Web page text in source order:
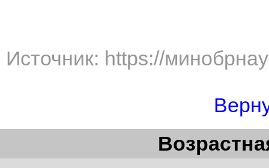
Источник: https://